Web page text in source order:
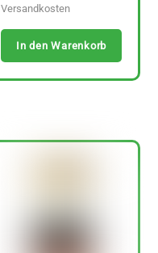
Versandkosten
In den Warenkorb